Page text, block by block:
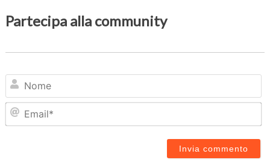
Partecipa alla community